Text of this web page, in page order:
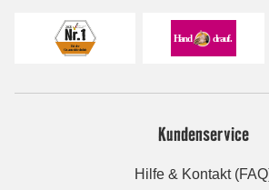
Kundenservice
Hilfe & Kontakt